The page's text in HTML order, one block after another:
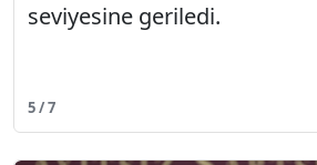
seviyesine geriledi.
5 / 7